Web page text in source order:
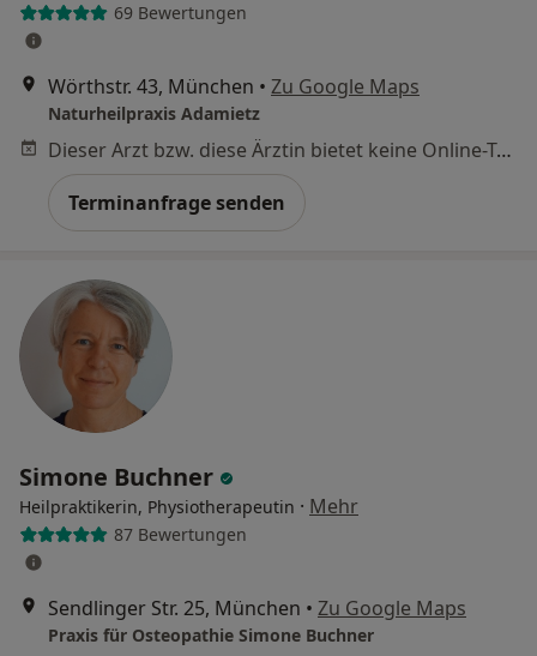
69 Bewertungen
Wörthstr. 43, München • Zu Google Maps
Naturheilpraxis Adamietz
Dieser Arzt bzw. diese Ärztin bietet keine Online-Terminbuchung an diesem Standort an.
Terminanfrage senden
Simone Buchner
Heilpraktikerin, Physiotherapeutin · Mehr
87 Bewertungen
Sendlinger Str. 25, München • Zu Google Maps
Praxis für Osteopathie Simone Buchner